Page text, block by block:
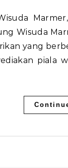
Wisuda
yang
piala